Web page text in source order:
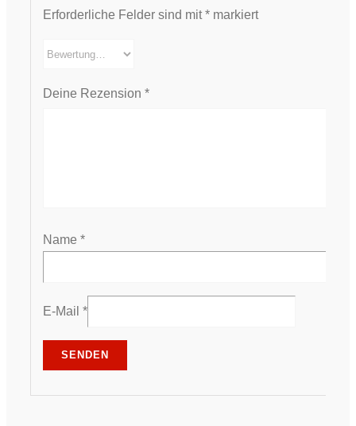
Erforderliche Felder sind mit*markiert
Deine Rezension *
Name *
E-Mail *